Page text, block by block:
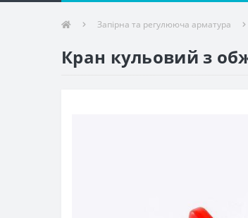
Запірна та регулююча арматура
Кран кульовий з